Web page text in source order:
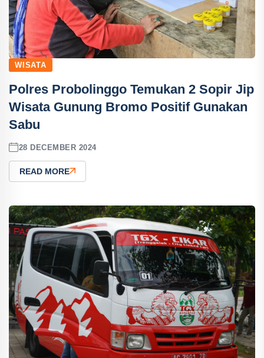
WISATA
Polres Probolinggo Temukan 2 Sopir Jip
Wisata Gunung Bromo Positif Gunakan
Sabu
28 DECEMBER 2024
READ MORE